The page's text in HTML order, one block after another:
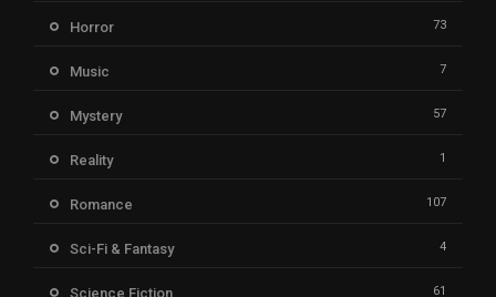
Horror 73
Music 7
Mystery 57
Reality 1
Romance 107
Sci-Fi & Fantasy 4
Science Fiction 61